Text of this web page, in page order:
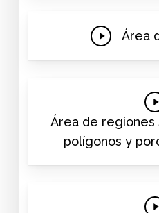
Play
Área
Área de
polígonos y